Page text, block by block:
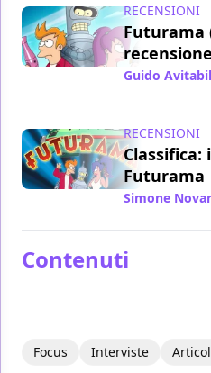
RECENSIONI
Futurama
Guido
RECENSIONI
Classifica:
Futurama
Simone
Contenuti
Focus Interviste